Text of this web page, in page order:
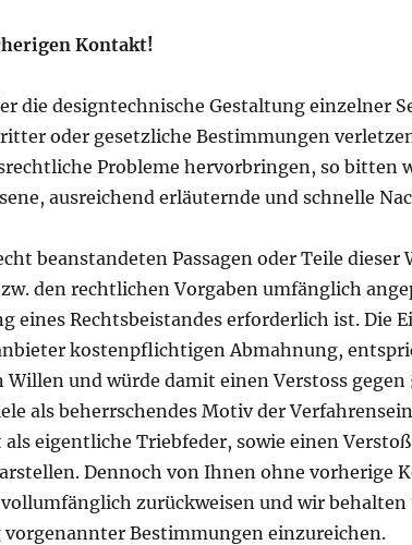
Kontakt!
die designtechnische Gestaltung einzelner
oder gesetzliche Bestimmungen
Probleme hervorbringen, so bitten
ausreichend erläuternde und schnelle
beanstandeten Passagen oder Teile dieser
den rechtlichen Vorgaben umfänglich
eines Rechtsbeistandes erforderlich ist. Die
kostenpflichtigen Abmahnung,
und würde damit einen Verstoss gegen
als beherrschendes Motiv der
eigentliche Triebfeder, sowie einen
Dennoch von Ihnen ohne vorherige
zurückweisen und wir behalten
vorgenannter Bestimmungen einzureichen.